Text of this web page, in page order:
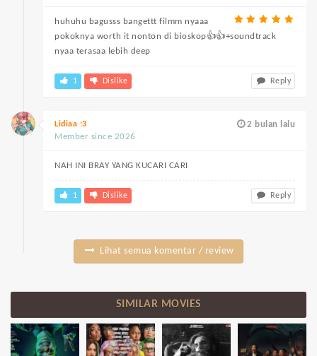
huhuhu bagusss bangettt filmm nyaaa
pokoknya worth it nonton di bioskop👍👍+soundtrack
nyaa terasaa lebih deep
1 Dislike Reply
2 bulan lalu
Lidiaa :3
Member since 2026
NAH INI BRAY YANG KUCARI CARI
1 Dislike Reply
Lihat semua komentar / review
SIMILAR MOVIES